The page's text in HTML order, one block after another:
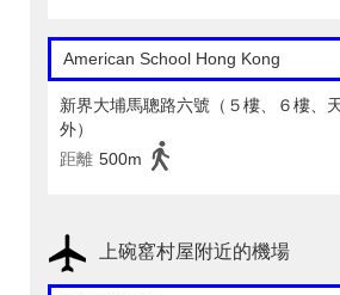
American School Hong Kong
新界大埔馬聰路六號（５樓、６樓、
外）
距離 500m
上碗窰村屋附近的機場